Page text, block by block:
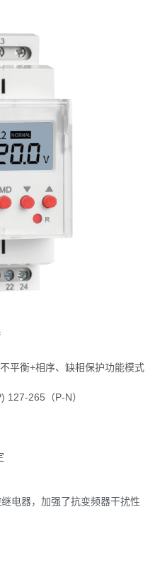
平衡+相序、缺相保护功能模式
127-265（P-N）
电器，加强了抗变频器干扰性